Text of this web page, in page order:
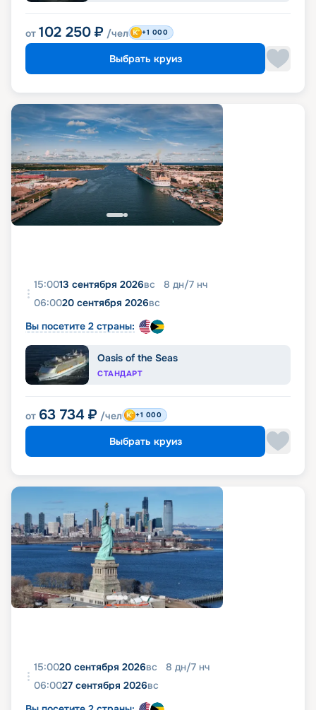
от 102 250 ₽ /чел +1 000
Выбрать круиз
15:0013 сентября 2026вс 8 дн/7 нч
06:0020 сентября 2026вс
Вы посетите 2 страны:
Oasis of the Seas
СТАНДАРТ
от 63 734 ₽ /чел +1 000
Выбрать круиз
15:0020 сентября 2026вс 8 дн/7 нч
06:0027 сентября 2026вс